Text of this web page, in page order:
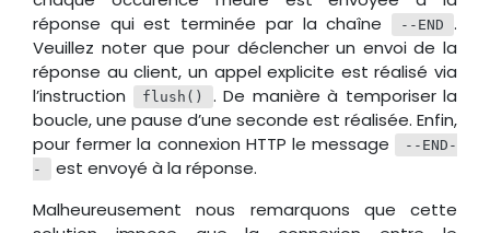
réponse qui est terminée par la chaîne
--END
.
Veuillez noter que pour déclencher un envoi de la
réponse au client, un appel explicite est réalisé via
l’instruction
flush()
. De manière à temporiser la
boucle, une pause d’une seconde est réalisée. Enfin,
pour fermer la connexion HTTP le message
--END-
-
est envoyé à la réponse.
Malheureusement nous remarquons que cette